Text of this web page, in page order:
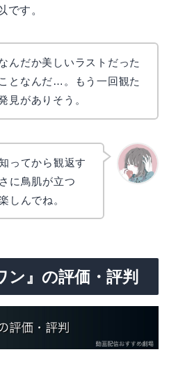
です。
んだか美しいラストだった
となんだ…。もう一回観た
見がありそう。
ってから観返す
に鳥肌が立つ
しんでね。
ン』の評価・評判